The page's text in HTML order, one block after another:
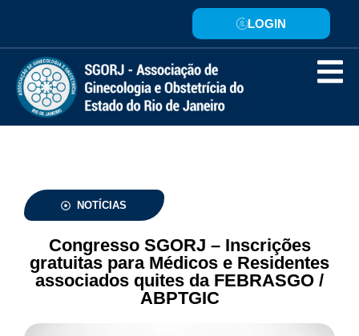
LOGIN
NOTÍCIAS
Congresso SGORJ – Inscrições
gratuitas para Médicos e Residentes
associados quites da FEBRASGO /
ABPTGIC